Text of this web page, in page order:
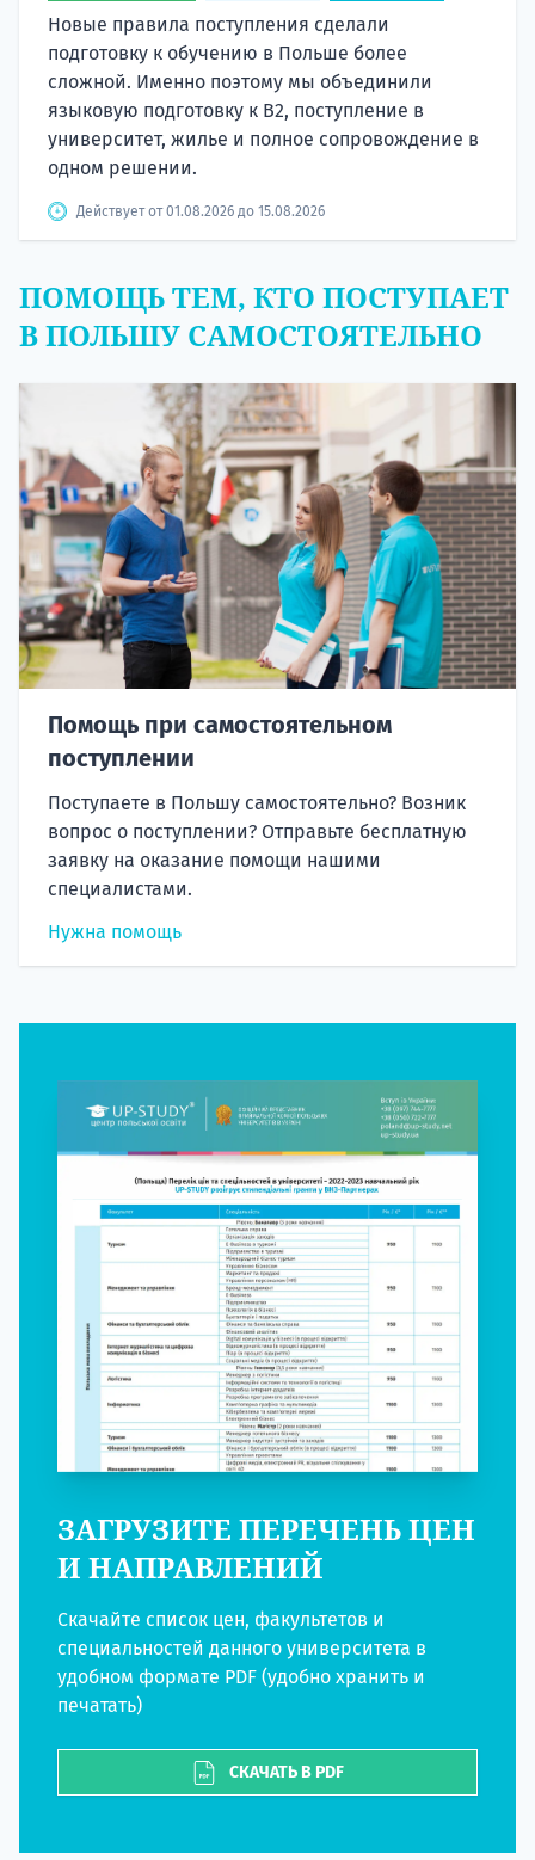
Новые правила поступления сделали
подготовку к обучению в Польше более
сложной. Именно поэтому мы объединили
языковую подготовку к В2, поступление в
университет, жилье и полное сопровождение в
одном решении.
Действует от 01.08.2026 до 15.08.2026
ПОМОЩЬ ТЕМ, КТО ПОСТУПАЕТ
В ПОЛЬШУ САМОСТОЯТЕЛЬНО
Помощь при самостоятельном
поступлении
Поступаете в Польшу самостоятельно? Возник
вопрос о поступлении? Отправьте бесплатную
заявку на оказание помощи нашими
специалистами.
Нужна помощь
ЗАГРУЗИТЕ ПЕРЕЧЕНЬ ЦЕН
И НАПРАВЛЕНИЙ
Скачайте список цен, факультетов и
специальностей данного университета в
удобном формате PDF (удобно хранить и
печатать)
СКАЧАТЬ В PDF